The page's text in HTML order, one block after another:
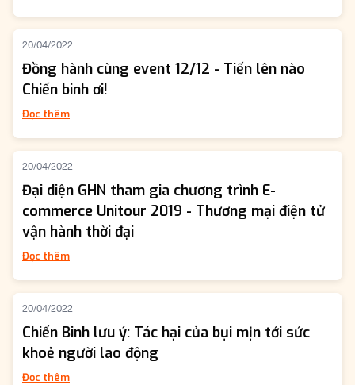
20/04/2022
Đồng hành cùng event 12/12 - Tiến lên nào
Chiến binh ơi!
Đọc thêm
20/04/2022
Đại diện GHN tham gia chương trình E-
commerce Unitour 2019 - Thương mại điện tử
vận hành thời đại
Đọc thêm
20/04/2022
Chiến Binh lưu ý: Tác hại của bụi mịn tới sức
khoẻ người lao động
Đọc thêm